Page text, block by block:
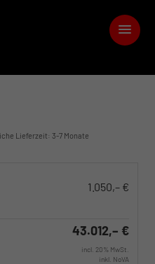
Lieferzeit: 3-7 Monate
1.050,– €
43.012,– €
incl. 20% MwSt.
inkl. NoVA